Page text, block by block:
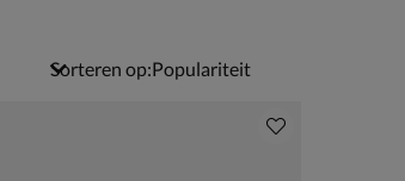
Sorteren op: